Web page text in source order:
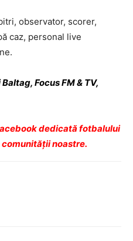
observator, scorer,
caz, personal live
Focus FM & TV,
dedicată fotbalului
noastre.